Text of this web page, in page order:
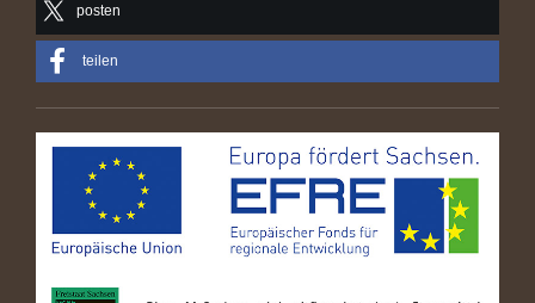
posten
teilen